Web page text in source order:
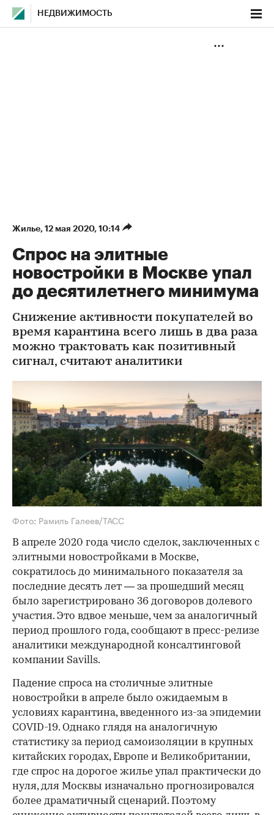
НЕДВИЖИМОСТЬ
Жилье⁠, 12 мая 2020, 10:14
Спрос на элитные
новостройки в Москве упал
до десятилетнего минимума
Снижение активности покупателей во
время карантина всего лишь в два раза
можно трактовать как позитивный
сигнал, считают аналитики
Фото: Рамиль Галеев/ТАСС
В апреле 2020 года число сделок, заключенных с
элитными новостройками в Москве,
сократилось до минимального показателя за
последние десять лет — за прошедший месяц
было зарегистрировано 36 договоров долевого
участия. Это вдвое меньше, чем за аналогичный
период прошлого года, сообщают в пресс-релизе
аналитики международной консалтинговой
компании Savills.
Падение спроса на столичные элитные
новостройки в апреле было ожидаемым в
условиях карантина, введенного из-за эпидемии
COVID-19. Однако глядя на аналогичную
статистику за период самоизоляции в крупных
китайских городах, Европе и Великобритании,
где спрос на дорогое жилье упал практически до
нуля, для Москвы изначально прогнозировался
более драматичный сценарий. Поэтому